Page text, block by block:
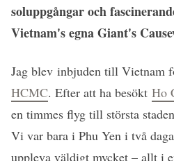
soluppgångar och
Vietnam's egna Giant's
Jag blev inbjuden till Vietnam
HCMC. Efter att ha besökt Ho
en timmes flyg till största
Vi var bara i Phu Yen i två
uppleva väldigt mycket – allt i